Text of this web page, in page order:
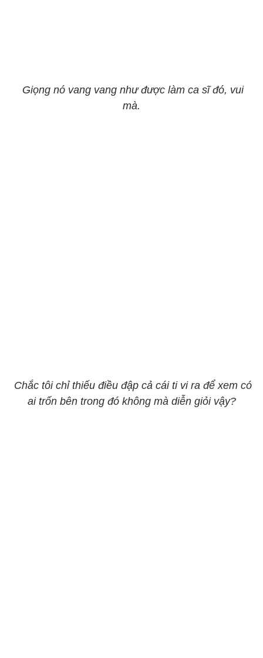
Giọng nó vang vang như được làm ca sĩ đó, vui
mà.
Chắc tôi chỉ thiếu điều đập cả cái ti vi ra để xem có
ai trốn bên trong đó không mà diễn giỏi vậy?